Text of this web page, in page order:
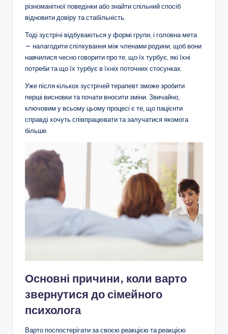
різноманітної поведінки або знайти спільний спосіб
відновити довіру та стабільність.
Тоді зустрічі відбуваються у формі групи, і головна мета
— налагодити спілкування між членами родини, щоб вони
навчилися чесно говорити про те, що їх турбує, які їхні
потреби та що їх турбує в їхніх поточних стосунках.
Уже після кількох зустрічей терапевт зможе зробити
перші висновки та почати вносити зміни. Звичайно,
ключовим у всьому цьому процесі є те, що пацієнти
справді хочуть співпрацювати та залучатися якомога
більше.
Основні причини, коли варто
звернутися до сімейного
психолога
Варто поспостерігати за своєю реакцією та реакцією